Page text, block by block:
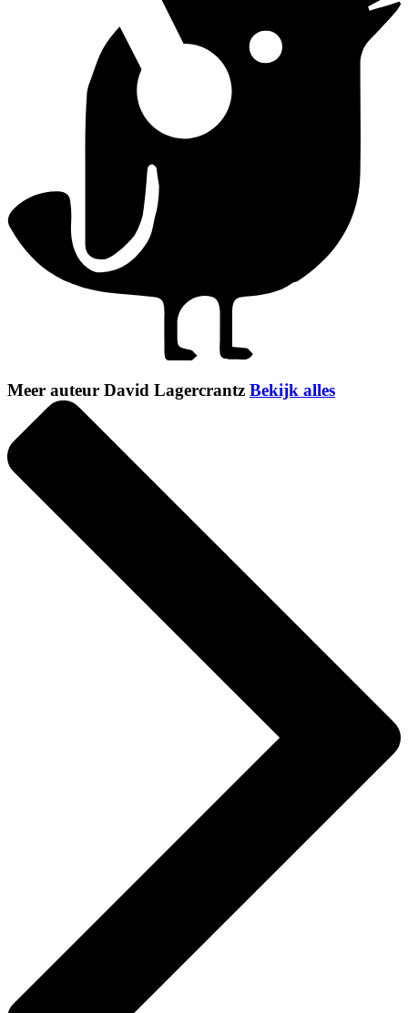
Meer auteur David Lagercrantz Bekijk alles